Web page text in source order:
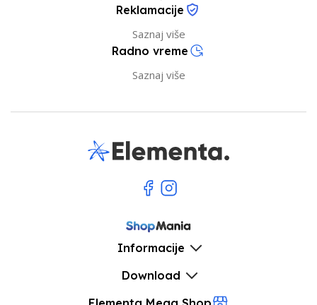
Reklamacije
Saznaj više
Radno vreme
Saznaj više
Informacije
Download